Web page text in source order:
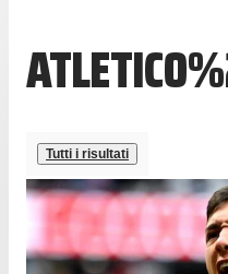
Tutti i risultati